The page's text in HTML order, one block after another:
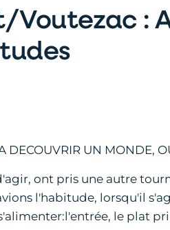
Voutezac :
DECOUVRIR UN MONDE,
ont pris une autre
l'habitude, lorsqu'il
le plat